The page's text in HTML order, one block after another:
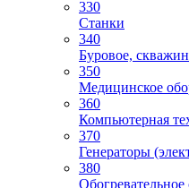
330
Станки
340
Буровое,
350
Медицинское
360
Компьютерная
370
Генераторы
380